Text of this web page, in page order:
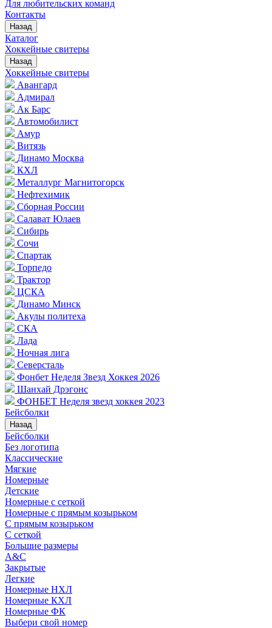
Для любительских команд
Контакты
Назад
Каталог
Хоккейные свитеры
Назад
Хоккейные свитеры
Авангард
Адмирал
Ак Барс
Автомобилист
Амур
Витязь
Динамо Москва
КХЛ
Металлург Магнитогорск
Нефтехимик
Сборная России
Салават Юлаев
Сибирь
Сочи
Спартак
Торпедо
Трактор
ЦСКА
Динамо Минск
Акулы политеха
СКА
Лада
Ночная лига
Северсталь
Фонбет Неделя Звезд Хоккея 2026
Шанхай Дрэгонс
ФОНБЕТ Неделя звезд хоккея 2023
Бейсболки
Назад
Бейсболки
Без логотипа
Классические
Мягкие
Номерные
Детские
Номерные с сеткой
Номерные с прямым козырьком
С прямым козырьком
С сеткой
Большие размеры
A&C
Закрытые
Легкие
Номерные НХЛ
Номерные КХЛ
Номерные ФК
Выбери свой номер